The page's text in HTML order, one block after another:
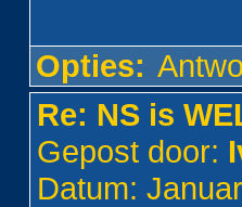
Opties:
Re: NS is
Gepost door:
Datum: